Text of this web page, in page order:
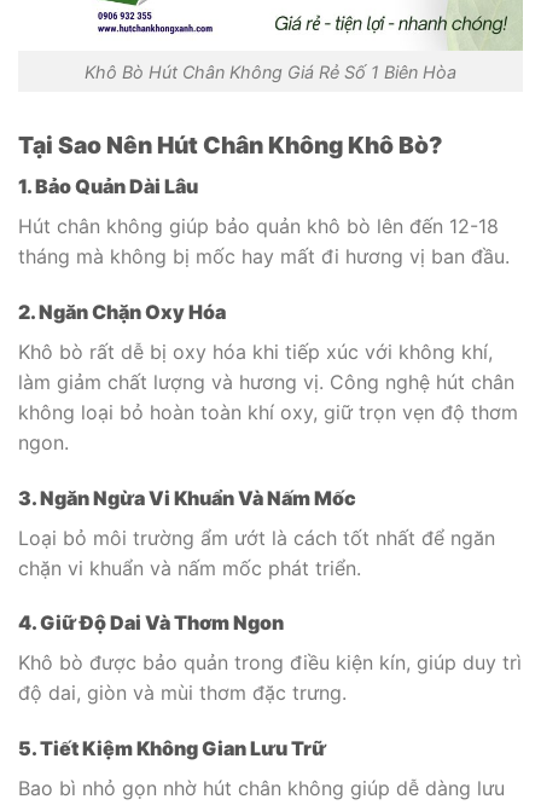
Khô Bò Hút Chân Không Giá Rẻ Số 1 Biên Hòa
Tại Sao Nên Hút Chân Không Khô Bò?
1. Bảo Quản Dài Lâu
Hút chân không giúp bảo quản khô bò lên đến 12-18
tháng mà không bị mốc hay mất đi hương vị ban đầu.
2. Ngăn Chặn Oxy Hóa
Khô bò rất dễ bị oxy hóa khi tiếp xúc với không khí,
làm giảm chất lượng và hương vị. Công nghệ hút chân
không loại bỏ hoàn toàn khí oxy, giữ trọn vẹn độ thơm
ngon.
3. Ngăn Ngừa Vi Khuẩn Và Nấm Mốc
Loại bỏ môi trường ẩm ướt là cách tốt nhất để ngăn
chặn vi khuẩn và nấm mốc phát triển.
4. Giữ Độ Dai Và Thơm Ngon
Khô bò được bảo quản trong điều kiện kín, giúp duy trì
độ dai, giòn và mùi thơm đặc trưng.
5. Tiết Kiệm Không Gian Lưu Trữ
Bao bì nhỏ gọn nhờ hút chân không giúp dễ dàng lưu